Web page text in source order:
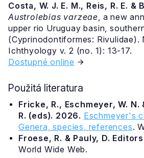
Costa, W. J. E. M., Reis, R. E. &
Austrolebias varzeae, a new
upper rio Uruguay basin,
(Cyprinodontiformes: Rivulidae).
Ichthyology v. 2 (no. 1): 13-17.
Dostupné online
Použitá literatura
Fricke, R., Eschmeyer, W. N.
R. (eds). 2026. Eschmeyer's
Genera, species, references.
Froese, R. & Pauly, D.
World Wide Web.